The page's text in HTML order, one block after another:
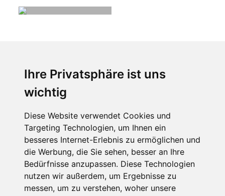
Ihre Privatsphäre ist uns
wichtig
Diese Website verwendet Cookies und
Targeting Technologien, um Ihnen ein
besseres Internet-Erlebnis zu ermöglichen und
die Werbung, die Sie sehen, besser an Ihre
Bedürfnisse anzupassen. Diese Technologien
nutzen wir außerdem, um Ergebnisse zu
messen, um zu verstehen, woher unsere